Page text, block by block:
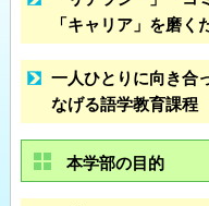
「キャリア」を磨く
一人ひとりに向き合
なげる語学教育課程
本学部の目的